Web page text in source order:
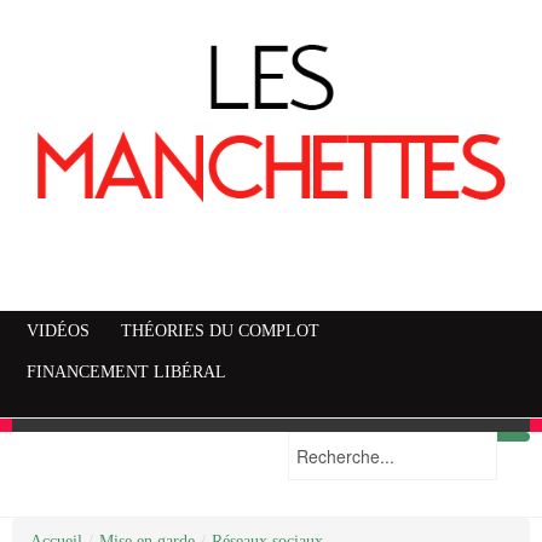
VIDÉOS THÉORIES DU COMPLOT
FINANCEMENT LIBÉRAL